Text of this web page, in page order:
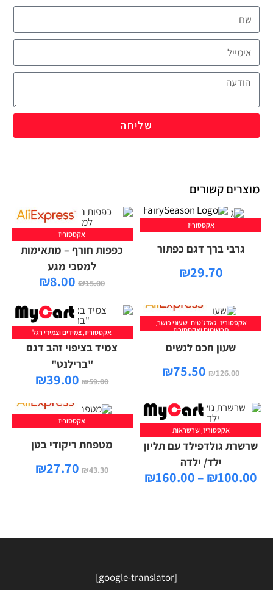
שליחה
מוצרים קשורים
אקססוריז
גרבי ברך דגם כפתור
₪29.70
אקססוריז
כפפות חורף – מתאימות
למסכי מגע
₪15.00
₪8.00
אקססוריז,גאדג'טים,שעוני כושר,
תכשיטים ואקססוריז
שעון חכם לנשים
₪126.00
₪75.50
הוספה לסל
אקססוריז, צמידים וצמידי רגל
צמיד בציפוי זהב דגם
"ברילנט"
₪59.00
₪39.00
בחר אפשרויות
אקססוריז,שרשראות
שרשרת גולדפילד עם תליון
ילד/ ילדה
₪100.00
–
₪160.00
אקססוריז
מטפחת ריקודי בטן
₪43.30
₪27.70
[google-translator]